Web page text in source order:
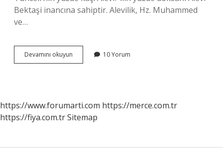
Bektaşi inancına sahiptir. Alevilik, Hz. Muhammed
ve…
Devamını okuyun Türkiyede
Kaç
10 Yorum
https://www.forumarti.com https://merce.com.tr
https://fiya.com.trSitemap